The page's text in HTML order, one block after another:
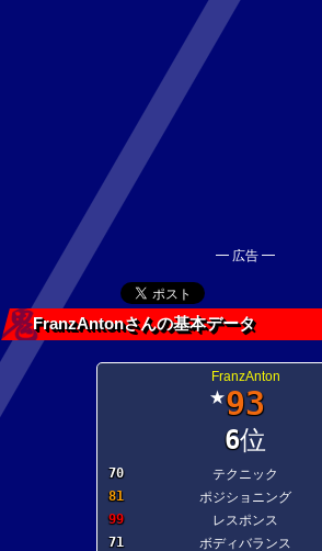
━ 広告 ━
FranzAntonさんの基本データ
FranzAnton
★93
6位
70
テクニック
81
ポジショニング
99
レスポンス
71
ボディバランス